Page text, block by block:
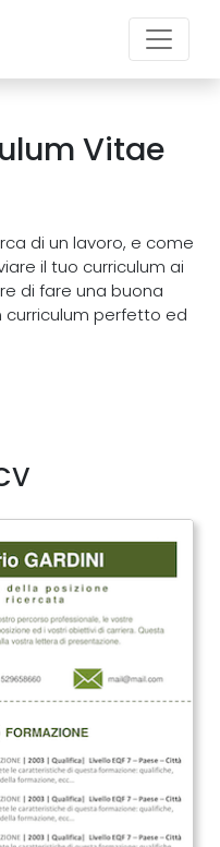
Vitae
di un lavoro, e come
il tuo curriculum ai
di fare una buona
curriculum perfetto ed